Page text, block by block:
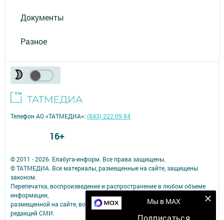
Документы
Разное
Мы в MAX
Подписаться
© 2011 - 2026. Елабуга-информ. Все права защищены.
© ТАТМЕДИА. Все материалы, размещенные на сайте, защищены
законом.
Перепечатка, воспроизведение и распространение в любом объеме
информации,
размещенной на сайте, возможна только с письменного согласия
редакций СМИ.
Телефон АО «ТАТМЕДИА»:(843) 222 09 84
16+